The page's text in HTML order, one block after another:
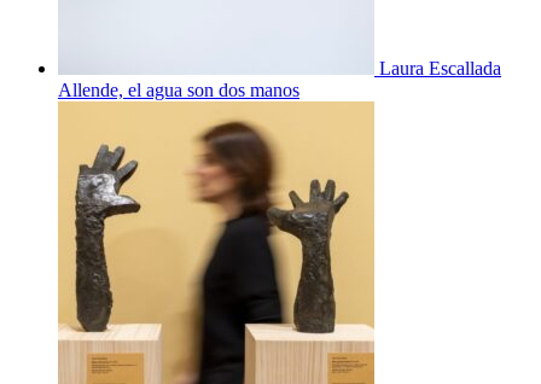
Laura Escallada
Allende, el agua son dos manos